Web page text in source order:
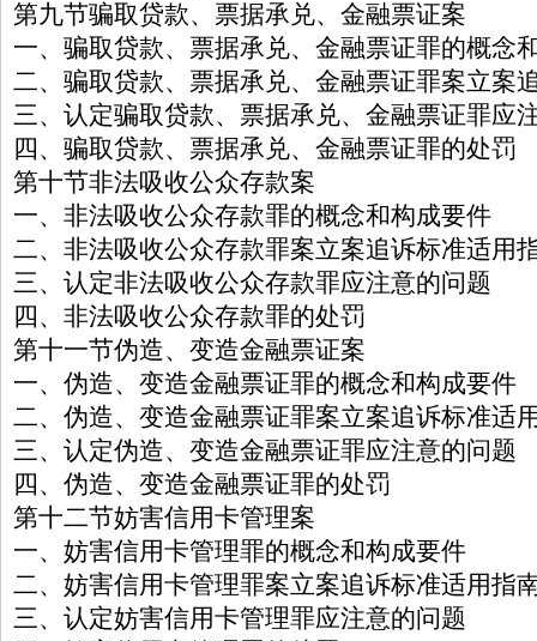
第九节骗取贷款、票据承兑、金融票证案
一、骗取贷款、票据承兑、金融票证罪的概念
二、骗取贷款、票据承兑、金融票证罪案立案
三、认定骗取贷款、票据承兑、金融票证罪应
四、骗取贷款、票据承兑、金融票证罪的处罚
第十节非法吸收公众存款案
一、非法吸收公众存款罪的概念和构成要件
二、非法吸收公众存款罪案立案追诉标准适用
三、认定非法吸收公众存款罪应注意的问题
四、非法吸收公众存款罪的处罚
第十一节伪造、变造金融票证案
一、伪造、变造金融票证罪的概念和构成要件
二、伪造、变造金融票证罪案立案追诉标准适
三、认定伪造、变造金融票证罪应注意的问题
四、伪造、变造金融票证罪的处罚
第十二节妨害信用卡管理案
一、妨害信用卡管理罪的概念和构成要件
二、妨害信用卡管理罪案立案追诉标准适用指
三、认定妨害信用卡管理罪应注意的问题